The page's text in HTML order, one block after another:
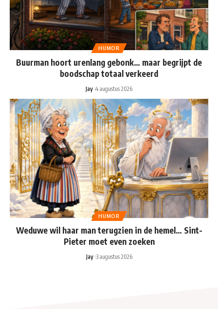
HUMOR
Buurman hoort urenlang gebonk… maar begrijpt de
boodschap totaal verkeerd
Jay 4 augustus 2026
HUMOR
Weduwe wil haar man terugzien in de hemel… Sint-
Pieter moet even zoeken
Jay 3 augustus 2026